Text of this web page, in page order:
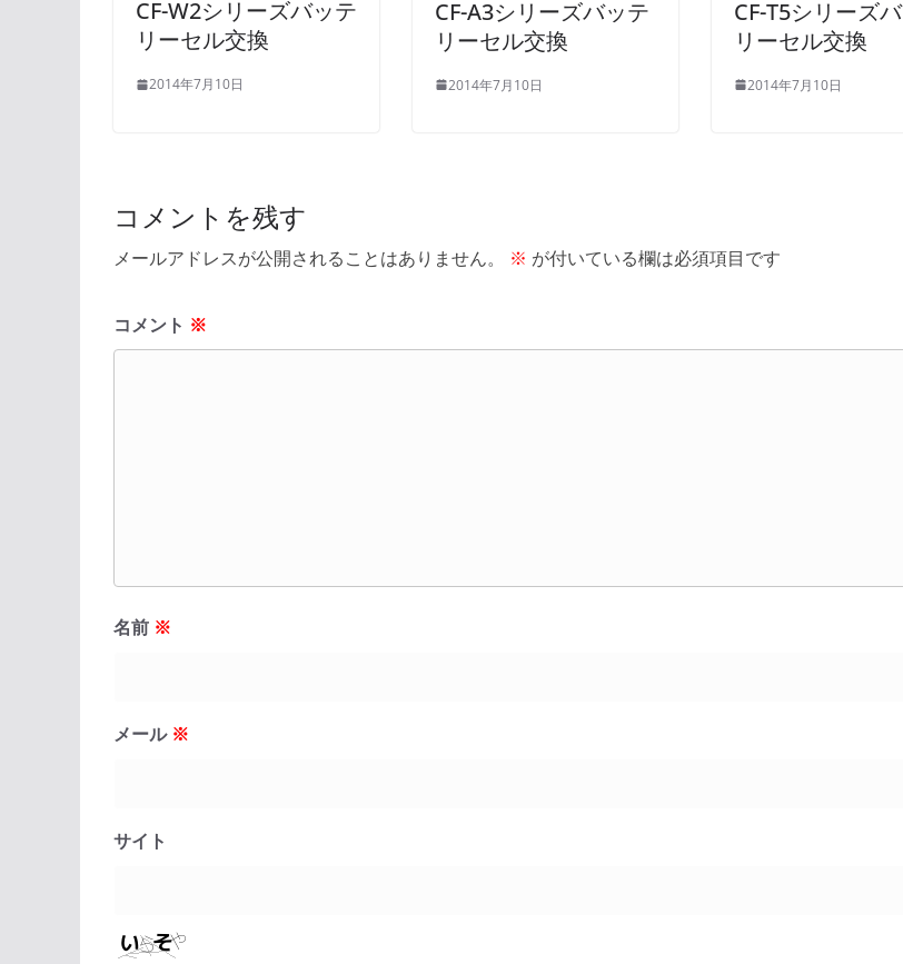
CF-W2シリーズバッテ
リーセル交換
2014年7月10日
CF-A3シリーズバッテ
リーセル交換
2014年7月10日
CF-T5シリーズ
リーセル交換
2014年7月10日
コメントを残す
メールアドレスが公開されることはありません。 ※ が付いている欄は必須項目です
コメント ※
名前 ※
メール ※
サイト